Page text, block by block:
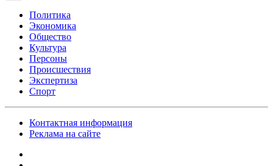
Политика
Экономика
Общество
Культура
Персоны
Происшествия
Экспертиза
Спорт
Контактная информация
Реклама на сайте